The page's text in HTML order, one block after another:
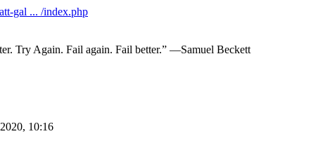
gal ... /index.php
Try Again. Fail again. Fail better.” —Samuel Beckett
10:16